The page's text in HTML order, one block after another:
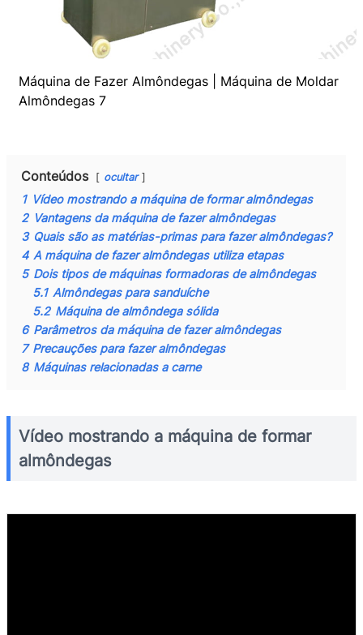
Máquina de Fazer Almôndegas | Máquina de Moldar
Almôndegas 7
Conteúdos ocultar
1 Vídeo mostrando a máquina de formar almôndegas
2 Vantagens da máquina de fazer almôndegas
3 Quais são as matérias-primas para fazer almôndegas?
4 A máquina de fazer almôndegas utiliza etapas
5 Dois tipos de máquinas formadoras de almôndegas
5.1 Almôndegas para sanduíche
5.2 Máquina de almôndega sólida
6 Parâmetros da máquina de fazer almôndegas
7 Precauções para fazer almôndegas
8 Máquinas relacionadas a carne
Vídeo mostrando a máquina de formar
almôndegas